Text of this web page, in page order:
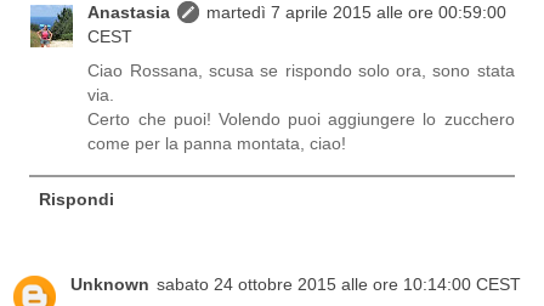
Anastasia
martedì 7 aprile 2015 alle ore 00:59:00
CEST
Ciao Rossana, scusa se rispondo solo ora, sono stata
via.
Certo che puoi! Volendo puoi aggiungere lo zucchero
come per la panna montata, ciao!
Rispondi
Unknown sabato 24 ottobre 2015 alle ore 10:14:00 CEST